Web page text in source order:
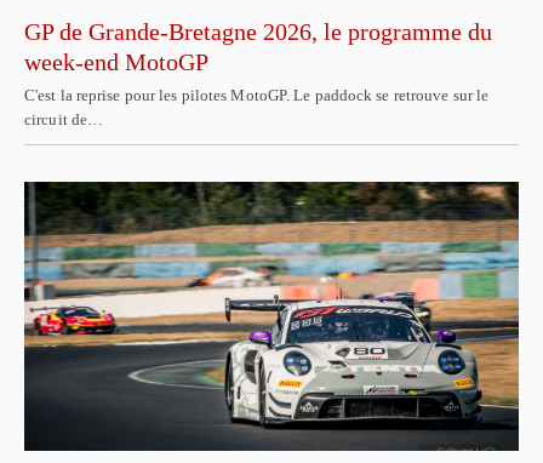
GP de Grande-Bretagne 2026, le programme du
week-end MotoGP
C'est la reprise pour les pilotes MotoGP. Le paddock se retrouve sur le
circuit de…